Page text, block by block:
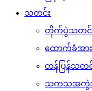
သတင်း
တိုက်ပွဲသတင်
ထောက်ခံအား
တန်ပြန်သတ
သကသအကွဲ